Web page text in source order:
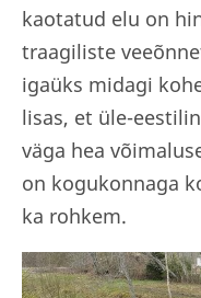
kaotatud elu on
traagiliste
igaüks midagi
lisas, et üle-
väga hea
on kogukonnaga
ka rohkem.